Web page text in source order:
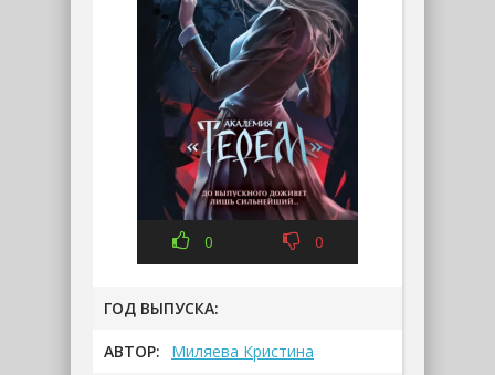
0 0
ГОД ВЫПУСКА:
АВТОР: Миляева Кристина